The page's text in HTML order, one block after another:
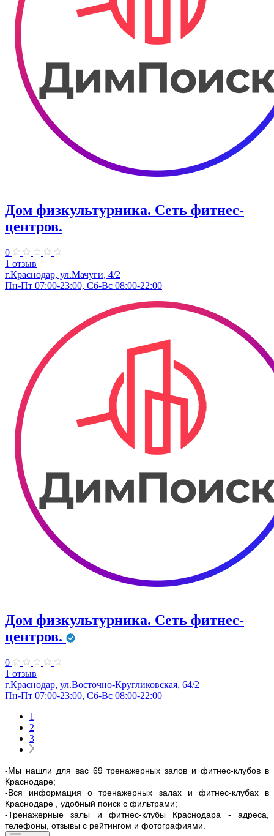
Дом физкультурника. Сеть фитнес-
центров.
0
1 отзыв
г.Краснодар, ул.Мачуги, 4/2
Пн-Пт 07:00-23:00, Сб-Вс 08:00-22:00
Дом физкультурника. Сеть фитнес-
центров.
0
1 отзыв
г.Краснодар, ул.Восточно-Кругликовская, 64/2
Пн-Пт 07:00-23:00, Сб-Вс 08:00-22:00
1
2
3
-Мы нашли для вас 69 тренажерных залов и фитнес-клубов в
Краснодаре;
-Вся информация о тренажерных залах и фитнес-клубах в
Краснодаре , удобный поиск с фильтрами;
-Тренажерные залы и фитнес-клубы Краснодара - адреса,
телефоны, отзывы с рейтингом и фотографиями.